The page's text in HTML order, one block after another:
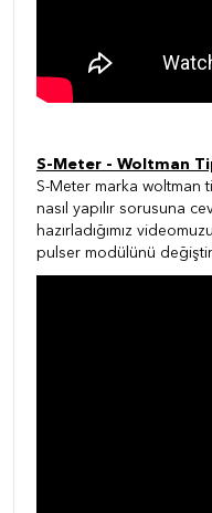
S-Meter - Woltman
S-Meter marka woltman
nasıl yapılır sorusuna
hazırladığımız
pulser modülünü